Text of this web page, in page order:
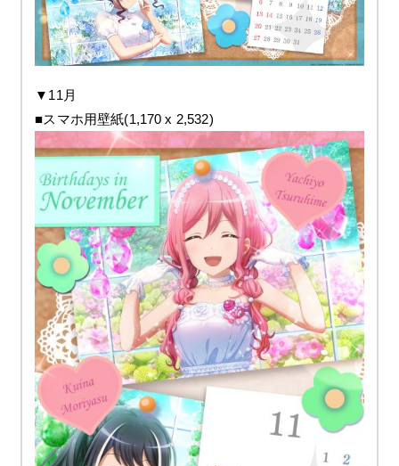
▼11月
■スマホ用壁紙(1,170 x 2,532)